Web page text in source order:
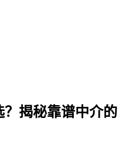
么选？揭秘
揭秘靠谱中介的